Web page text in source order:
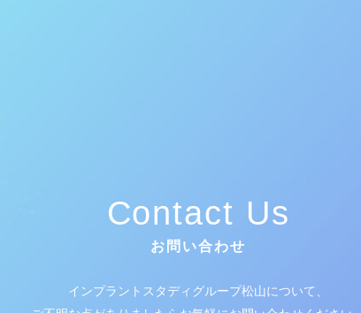
Contact Us
お問い合わせ
インプラントスタディグループ松山について、